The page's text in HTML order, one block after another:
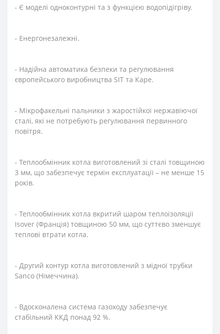
- Є моделі одноконтурні та з функцією водопідігріву.
- Енергонезалежні.
- Надійна автоматика безпеки та регулювання
європейського виробництва SIT та Каре.
- Мікрофакельні пальники з жаростійкої нержавіючої
сталі, які не потребують регулювання первинного
повітря.
- Теплообмінник котла виготовлений зі сталі товщиною
3 мм, що забезпечує термін експлуатації – не менше 15
років.
- Теплообмінник котла вкритий шаром теплоізоляції
Isover (Франція) товщиною 50 мм, що суттєво зменшує
теплові втрати котла.
- Другий контур котла виготовлений з мідної трубки
Sanco (Німеччина).
- Вдосконалена система газоходу забезпечує
стабільний ККД понад 92 %.